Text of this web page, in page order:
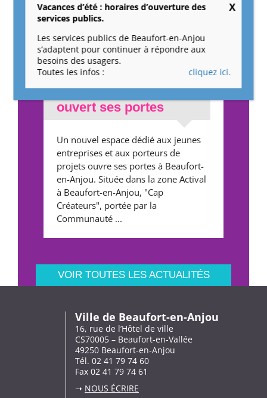
ACTUALITÉS VIE
ÉCONOMIQUE
La pépinière «
Cap’Créateurs » a
ouvert ses portes
Un nouvel espace dédié aux jeunes
entreprises et aux porteurs de
projets ouvre ses portes à Beaufort-
en-Anjou. Située dans la zone Actival
à Beaufort-en-Anjou, "Cap
Créateurs", portée par la
Communauté ...
VOIR TOUTES LES ACTUALITÉS
Ville de Beaufort-en-Anjou
16, rue de l’Hôtel de ville
CS70005 – Beaufort-en-Vallée
49250 Beaufort-en-Anjou
Tél. 02 41 79 74 60
Fax 02 41 79 74 61
➝ NOUS ÉCRIRE
Vacances d’été : horaires d’ouverture des
services publics.
Les services publics de Beaufort-en-Anjou
s’adaptent pour continuer à répondre aux
besoins des usagers.
Toutes les infos :
cliquez ici.